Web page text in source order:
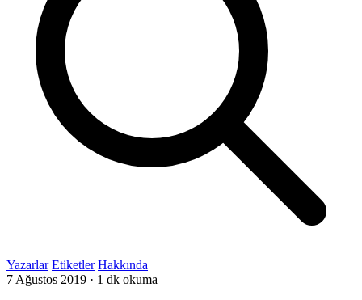
Yazarlar Etiketler Hakkında
7 Ağustos 2019 · 1 dk okuma